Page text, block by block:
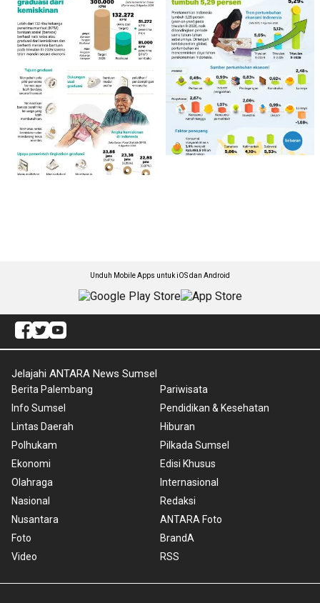
Unduh Mobile Apps untuk iOS dan Android
Jelajahi ANTARA News Sumsel
Berita Palembang
Info Sumsel
Lintas Daerah
Polhukam
Ekonomi
Olahraga
Nasional
Nusantara
Foto
Video
Pariwisata
Pendidikan & Kesehatan
Hiburan
Pilkada Sumsel
Edisi Khusus
Internasional
Redaksi
ANTARA Foto
BrandA
RSS